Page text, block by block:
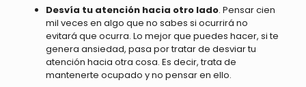
Desvía tu atención hacia otro lado. Pensar cien
mil veces en algo que no sabes si ocurrirá no
evitará que ocurra. Lo mejor que puedes hacer, si te
genera ansiedad, pasa por tratar de desviar tu
atención hacia otra cosa. Es decir, trata de
mantenerte ocupado y no pensar en ello.